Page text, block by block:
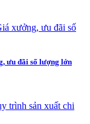
ưu đãi số lượng lớn